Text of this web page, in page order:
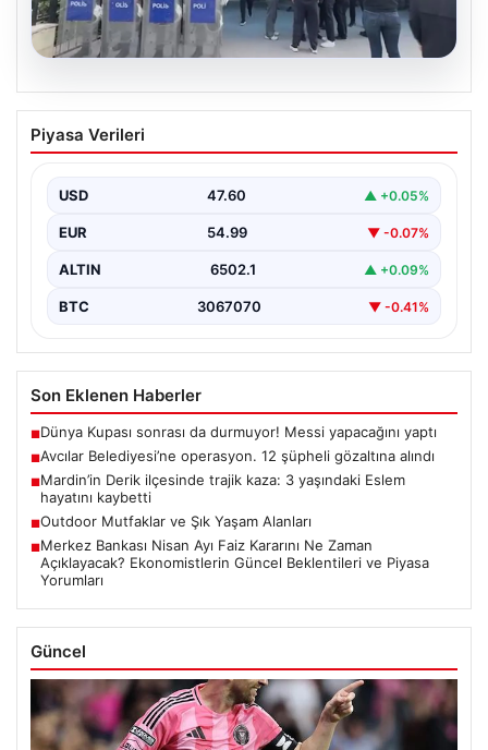
05.08.2026
Avcılar Belediyesi’ne operasyon. 12
şüpheli gözaltına alındı
Piyasa Verileri
USD 47.60 ▲ +0.05%
EUR 54.99 ▼ -0.07%
ALTIN 6502.1 ▲ +0.09%
BTC 3067070 ▼ -0.41%
Son Eklenen Haberler
■Dünya Kupası sonrası da durmuyor! Messi yapacağını yaptı
■Avcılar Belediyesi’ne operasyon. 12 şüpheli gözaltına alındı
■Mardin’in Derik ilçesinde trajik kaza: 3 yaşındaki Eslem
hayatını kaybetti
■Outdoor Mutfaklar ve Şık Yaşam Alanları
■Merkez Bankası Nisan Ayı Faiz Kararını Ne Zaman
Açıklayacak? Ekonomistlerin Güncel Beklentileri ve Piyasa
Yorumları
Güncel